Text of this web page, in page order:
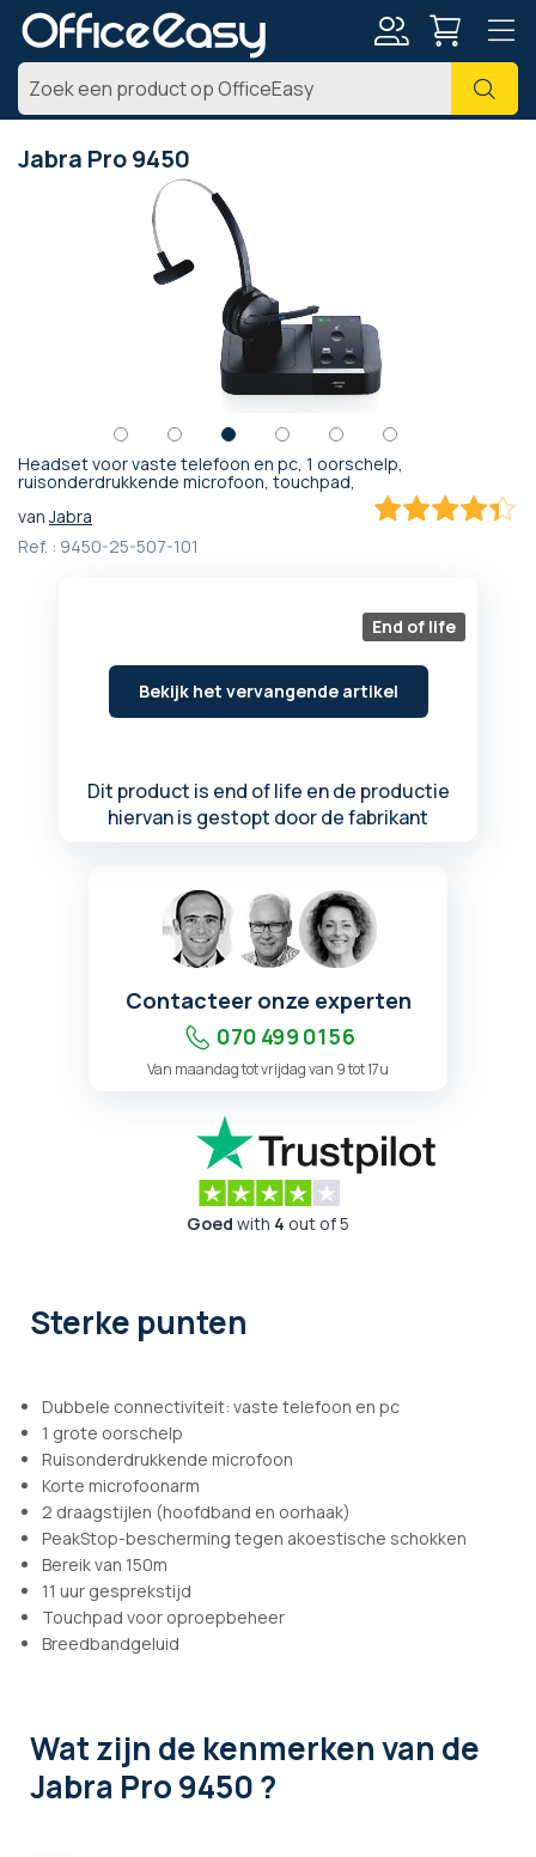
Zoek
Jabra Pro 9450
Headset voor vaste telefoon en pc, 1 oorschelp,
ruisonderdrukkende microfoon, touchpad,
vanJabra
Ref. : 9450-25-507-101
End of life
Bekijk het vervangende artikel
Dit product is end of life en de productie
hiervan is gestopt door de fabrikant
Ga
het
begin
Contacteer onze experten
070 499 01 56
Van maandag tot vrijdag van 9 tot 17u
Goed with 4 out of 5
Sterke punten
Dubbele connectiviteit: vaste telefoon en pc
1 grote oorschelp
Ruisonderdrukkende microfoon
Korte microfoonarm
2 draagstijlen (hoofdband en oorhaak)
PeakStop-bescherming tegen akoestische schokken
Bereik van 150m
11 uur gesprekstijd
Touchpad voor oproepbeheer
Breedbandgeluid
Wat zijn de kenmerkenvan de
Jabra Pro 9450 ?